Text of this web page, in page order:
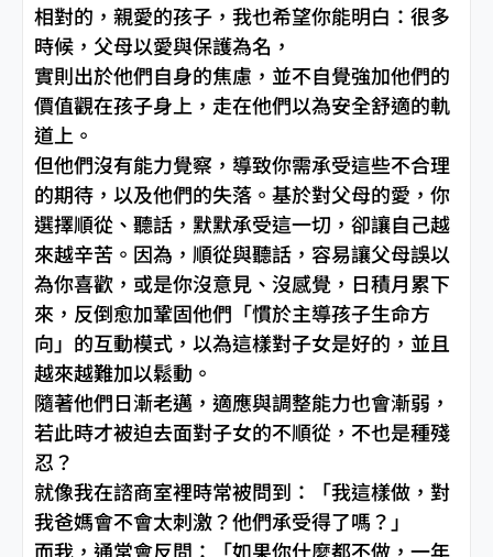
相對的，親愛的孩子，我也希望你能明白：很多
時候，父母以愛與保護為名，
實則出於他們自身的焦慮，並不自覺強加他們的
價值觀在孩子身上，走在他們以為安全舒適的軌
道上。
但他們沒有能力覺察，導致你需承受這些不合理
的期待，以及他們的失落。基於對父母的愛，你
選擇順從、聽話，默默承受這一切，卻讓自己越
來越辛苦。因為，順從與聽話，容易讓父母誤以
為你喜歡，或是你沒意見、沒感覺，日積月累下
來，反倒愈加鞏固他們「慣於主導孩子生命方
向」的互動模式，以為這樣對子女是好的，並且
越來越難加以鬆動。
隨著他們日漸老邁，適應與調整能力也會漸弱，
若此時才被迫去面對子女的不順從，不也是種殘
忍？
就像我在諮商室裡時常被問到：「我這樣做，對
我爸媽會不會太刺激？他們承受得了嗎？」
而我，通常會反問：「如果你什麼都不做，一年